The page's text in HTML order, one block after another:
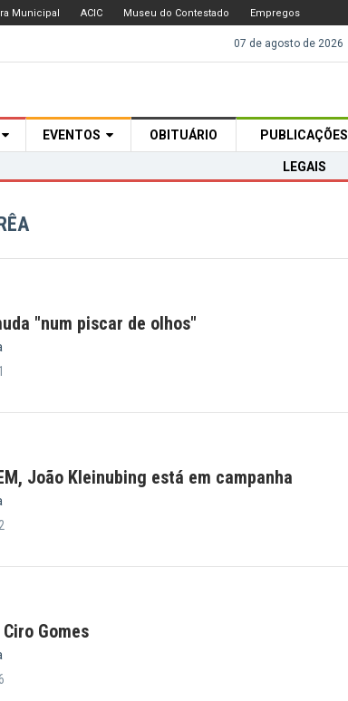
Municipal ACIC Museu do Contestado Empregos
07 de agosto de 2026
EVENTOS OBITUÁRIO PUBLICAÇÕES
LEGAIS
"num piscar de olhos"
João Kleinubing está em campanha
Gomes